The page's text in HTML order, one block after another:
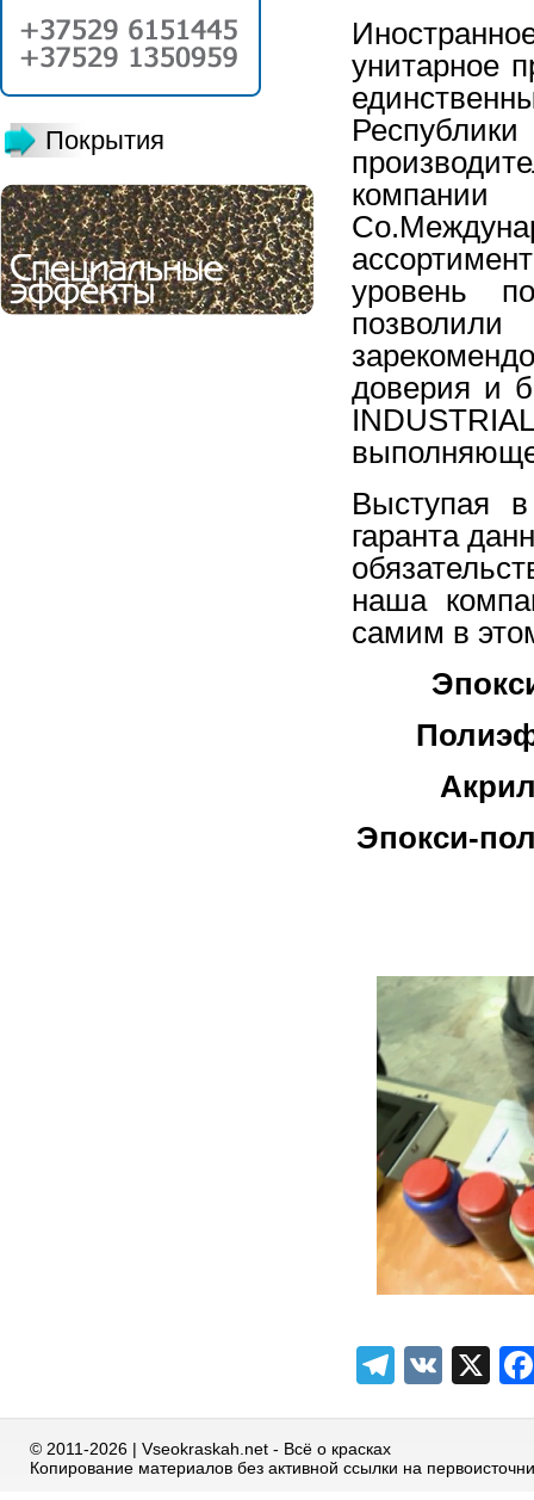
Покрытия
унитарное
Co
уровень
доверия и
Выступая
гаранта
наша
самим в
Эпокси-
VK X
© 2011-2026 | Vseokraskah.net - Всё о красках
Копирование материалов без активной ссылки на